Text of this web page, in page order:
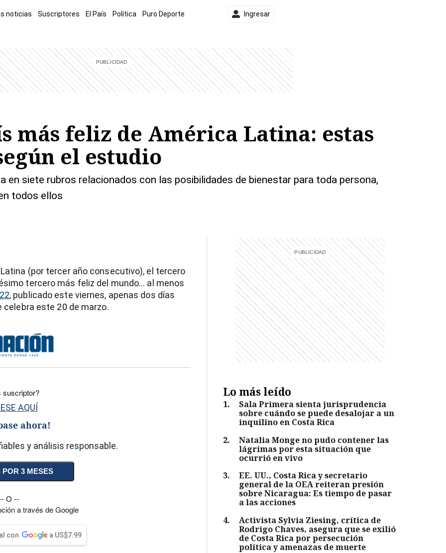
noticias Suscriptores El País Política Puro Deporte Ingresar
más feliz de América Latina: estas
el estudio
en siete rubros relacionados con las posibilidades de bienestar para toda persona,
todos ellos
(por tercer año consecutivo), el tercero
tercero más feliz del mundo... al menos
, publicado este viernes, apenas dos días
celebra este 20 de marzo.
Lo más leído
1.
Sala Primera sienta jurisprudencia
sobre cuándo se puede desalojar a un
inquilino en Costa Rica
2.
Natalia Monge no pudo contener las
lágrimas por esta situación que
ocurrió en vivo
3.
EE. UU., Costa Rica y secretario
general de la OEA reiteran presión
sobre Nicaragua: Es tiempo de pasar
a las acciones
4.
Activista Sylvia Ziesing, crítica de
Rodrigo Chaves, asegura que se exilió
de Costa Rica por persecución
política y amenazas de muerte